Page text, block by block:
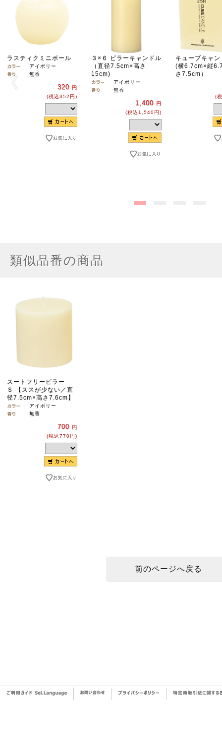
ラスティクミニボール
アイボリー
無香
320 円
(税込352円)
３×６ ピラーキャンドル
（直径7.5cm×高さ
15cm)
アイボリー
無香
1,400 円
(税込1,540円)
キューブキャ
(横6.7cm×縦
さ7.5cm）
(
類似品番の商品
スートフリーピラー
Ｓ 【ススが少ない／直
径7.5cm×高さ7.6cm】
アイボリー
無香
700 円
(税込770円)